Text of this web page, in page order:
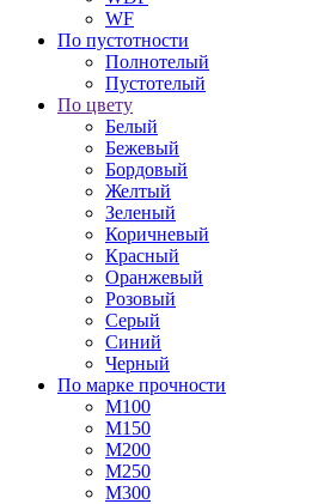
WF
По пустотности
Полнотелый
Пустотелый
По цвету
Белый
Бежевый
Бордовый
Желтый
Зеленый
Коричневый
Красный
Оранжевый
Розовый
Серый
Синий
Черный
По марке прочности
М100
М150
М200
М250
М300